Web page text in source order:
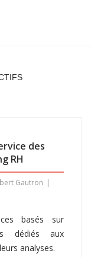
des
RH
Gautron
basés sur
dédiés aux
analyses.